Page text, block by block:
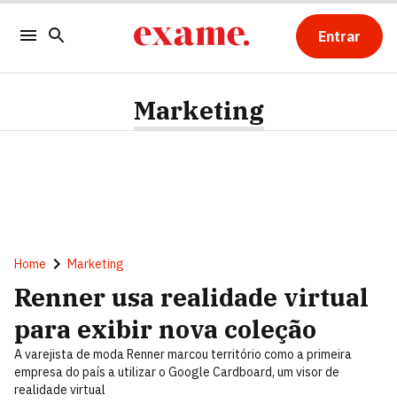
Entrar
Marketing
Home Marketing
Renner usa realidade virtual
para exibir nova coleção
A varejista de moda Renner marcou território como a primeira
empresa do país a utilizar o Google Cardboard, um visor de
realidade virtual